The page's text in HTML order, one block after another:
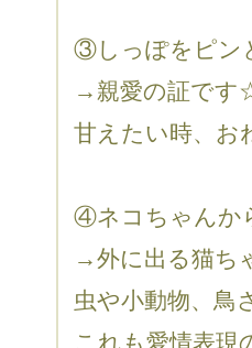
③しっぽをピン
→親愛の証で
甘えたい時、お
④ネコちゃんか
→外に出る猫ち
虫や小動物、鳥
これも愛情表現